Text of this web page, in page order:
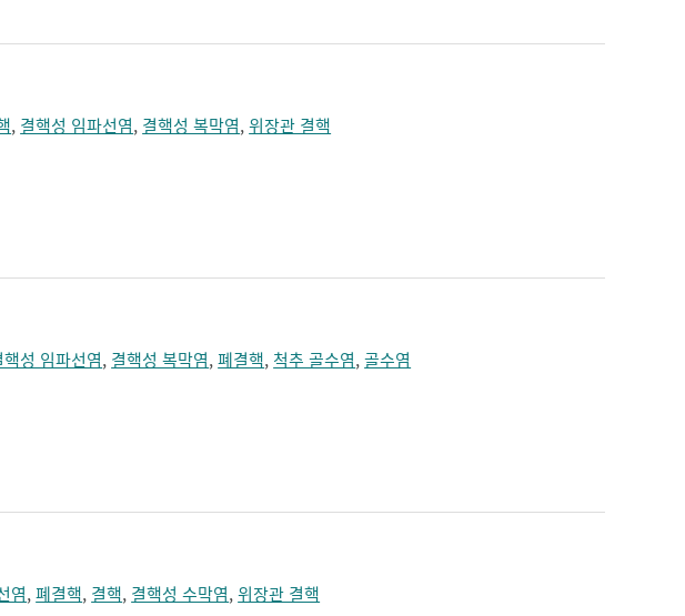
, 결핵성 임파선염, 결핵성 복막염,위장관 결핵
핵성 임파선염, 결핵성 복막염,폐결핵, 척추 골수염,골수염
염,폐결핵, 결핵, 결핵성 수막염,위장관 결핵